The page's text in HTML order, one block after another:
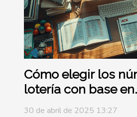
Cómo elegir los
lotería con base en
estadísticas y
30 de abril de 2025 13:27